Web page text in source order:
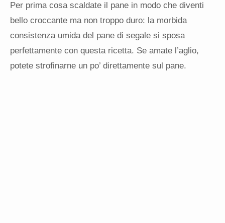
Per prima cosa scaldate il pane in modo che diventi
bello croccante ma non troppo duro: la morbida
consistenza umida del pane di segale si sposa
perfettamente con questa ricetta. Se amate l’aglio,
potete strofinarne un po’ direttamente sul pane.